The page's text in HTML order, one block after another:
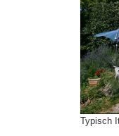
Typisch